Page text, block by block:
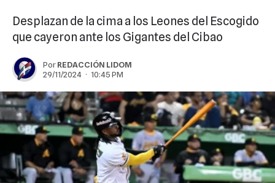
Desplazan de la cima a los Leones del Escogido
que cayeron ante los Gigantes del Cibao
PorREDACCIÓN LIDOM
29/11/2024 · 10:45 PM